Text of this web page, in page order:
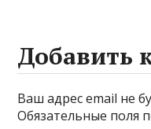
Добавить
Ваш адрес email не
Обязательные поля